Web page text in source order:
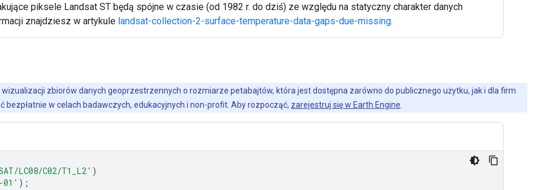
piksele Landsat ST będą spójne w czasie (od 1982 r. do dziś) ze względu na statyczny charakter danych
znajdziesz w artykule landsat-collection-2-surface-temperature-data-gaps-due-missing.
zbiorów danych geoprzestrzennych o rozmiarze petabajtów, która jest dostępna zarówno do publicznego użytku, jak i dla firm
w celach badawczych, edukacyjnych i non-profit. Aby rozpocząć, zarejestruj się w Earth Engine
LC08/C02/T1_L2' )
01' );